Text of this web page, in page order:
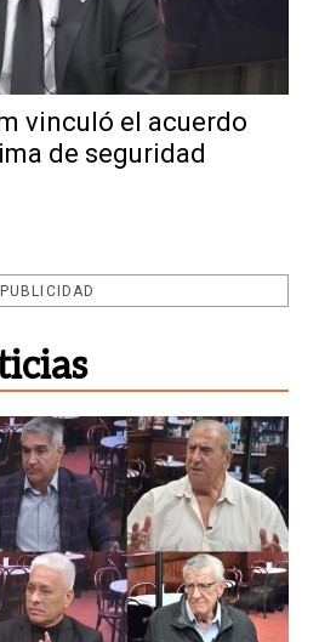
vinculó el acuerdo
de seguridad
PUBLICIDAD